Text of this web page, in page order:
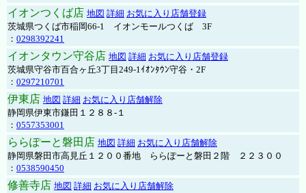
イオンつくば店 地図 詳細 お気に入り店舗登録
茨城県つくば市稲岡66-1 イオンモールつくば 3F
： 0298392241
イオンタウン守谷店 地図 詳細 お気に入り店舗登録
茨城県守谷市百合ヶ丘3丁目249-1ｲｵﾝﾀｳﾝ守谷・2F
： 0297210701
伊東店 地図 詳細 お気に入り店舗解除
静岡県伊東市鎌田１２８８-１
： 0557353001
ららぽーと磐田店 地図 詳細 お気に入り店舗解除
静岡県磐田市高見丘１２００番地 ららぽーと磐田２階 ２２３００
： 0538590450
修善寺店 地図 詳細 お気に入り店舗解除